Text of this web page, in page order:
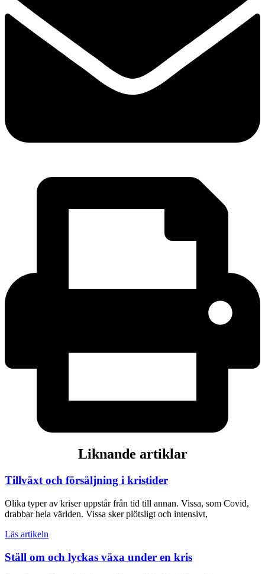
Liknande artiklar
Tillväxt och försäljning i kristider
Olika typer av kriser uppstår från tid till annan. Vissa, som Covid,
drabbar hela världen. Vissa sker plötsligt och intensivt,
Läs artikeln
Ställ om och lyckas växa under en kris